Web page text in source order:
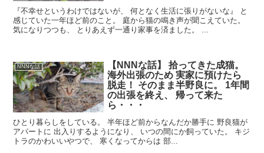
『不幸せというわけではないが、 何となく生活に張りがないな』 と
感じていた一年ほど前のこと。 庭から猫の鳴き声が聞こえていた。
気になりつつも、 とりあえず一通り家事を済ました。 ...
NNNな話
【NNNな話】 拾ってきた成猫。
海外出張のため 実家に預けたら
脱走！ そのまま半野良に。 1年間
の出張を終え、 帰って来た
ら・・・
ひとり暮らしをしている。 半年ほど前からなんだか勝手に 野良猫が
アパートに 出入りするようになり、 いつの間にか飼っていた。 キジ
トラのかわいいやつで、 寒くなってからは 部...